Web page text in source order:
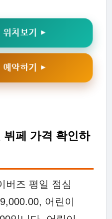
위치보기 ▶
예약하기 ▶
페 가격 확인하
버즈 평일 점심
어린이